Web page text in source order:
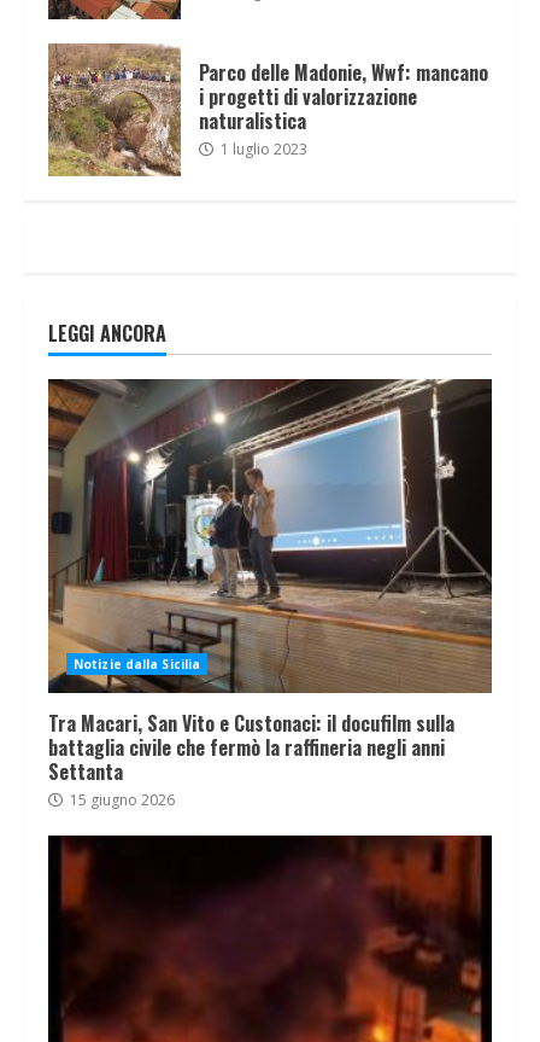
Parco delle Madonie, Wwf: mancano
i progetti di valorizzazione
naturalistica
1 luglio 2023
LEGGI ANCORA
Notizie dalla Sicilia
Tra Macari, San Vito e Custonaci: il docufilm sulla
battaglia civile che fermò la raffineria negli anni
Settanta
15 giugno 2026